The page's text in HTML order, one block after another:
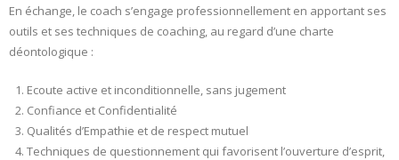
- L'intelligence émotionnelle
- Coaching
- Consulting
En échange, le coach s’engage professionnellement en apportant ses
outils et ses techniques de coaching, au regard d’une charte
déontologique :
Ecoute active et inconditionnelle, sans jugement
Confiance et Confidentialité
Qualités d’Empathie et de respect mutuel
Techniques de questionnement qui favorisent l’ouverture d’esprit,